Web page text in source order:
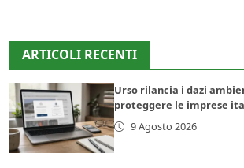
ARTICOLI RECENTI
Urso rilancia i dazi
proteggere le imprese
9 Agosto 2026